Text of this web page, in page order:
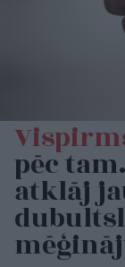
pēc
atklāj